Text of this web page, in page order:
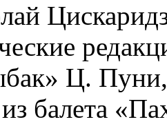
Ц.
балета